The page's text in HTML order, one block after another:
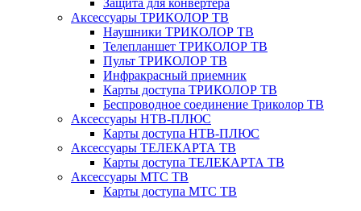
Защита для конвертера
Аксессуары ТРИКОЛОР ТВ
Наушники ТРИКОЛОР ТВ
Телепланшет ТРИКОЛОР ТВ
Пульт ТРИКОЛОР ТВ
Инфракрасный приемник
Карты доступа ТРИКОЛОР ТВ
Беспроводное соединение Триколор ТВ
Аксессуары НТВ-ПЛЮС
Карты доступа НТВ-ПЛЮС
Аксессуары ТЕЛЕКАРТА ТВ
Карты доступа ТЕЛЕКАРТА ТВ
Аксессуары МТС ТВ
Карты доступа МТС ТВ